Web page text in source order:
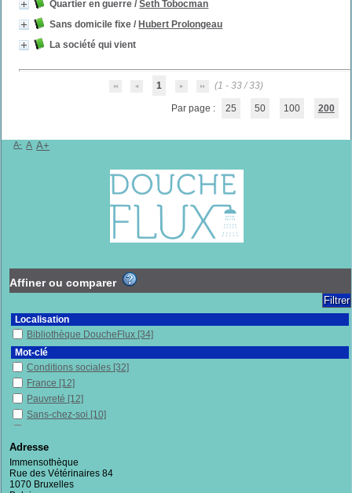
Quartier en guerre /Seth Tobocman
Sans domicile fixe / Hubert Prolongeau
La société qui vient
1 (1 - 33 / 33)
Par page : 25 50 100 200
A- A A+
Affiner ou comparer
Localisation
Bibliothèque DoucheFlux [34]
Mot-clé
Conditions sociales [32]
France [12]
Pauvreté [12]
Sans-chez-soi [10]
Exclusion sociale
Inégalités sociales
Sociologie[6]
Adresse
Immensothèque
Rue des Vétérinaires 84
1070 Bruxelles